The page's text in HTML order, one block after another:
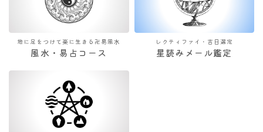
地に足をつけて楽に生きる卍易風水
風水・易占コース
レクティファイ・吉日選定
星読みメール鑑定